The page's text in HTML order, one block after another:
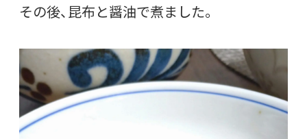
その後、昆布と醤油で煮ました。